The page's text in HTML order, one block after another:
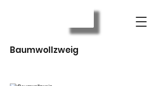
Baumwollzweig